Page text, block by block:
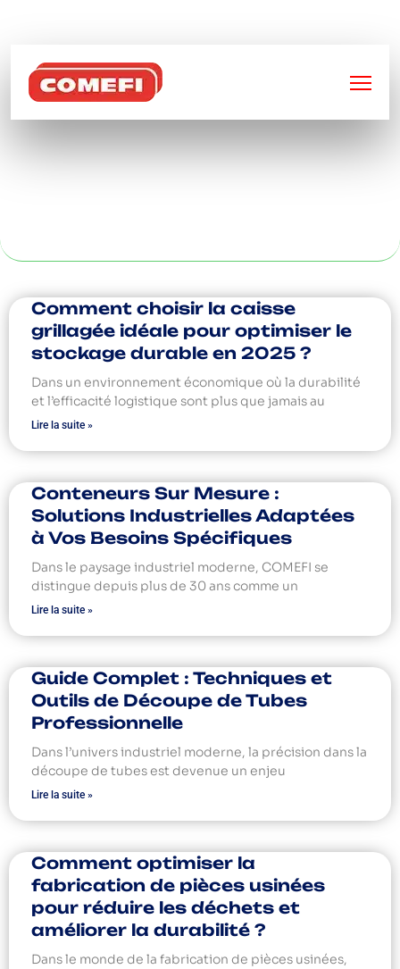
RAYONNAGE POUR
Comment choisir la caisse
grillagée idéale pour optimiser le
stockage durable en 2025 ?
Dans un environnement économique où la durabilité
et l’efficacité logistique sont plus que jamais au
Lire la suite »
Conteneurs Sur Mesure :
Solutions Industrielles Adaptées
à Vos Besoins Spécifiques
Dans le paysage industriel moderne, COMEFI se
distingue depuis plus de 30 ans comme un
Lire la suite »
Guide Complet : Techniques et
Outils de Découpe de Tubes
Professionnelle
Dans l’univers industriel moderne, la précision dans la
découpe de tubes est devenue un enjeu
Lire la suite »
Comment optimiser la
fabrication de pièces usinées
pour réduire les déchets et
améliorer la durabilité ?
Dans le monde de la fabrication de pièces usinées,